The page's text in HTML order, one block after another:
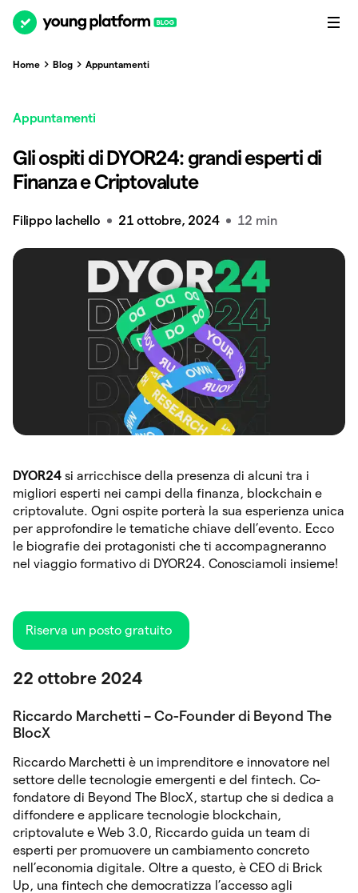
Home Blog Appuntamenti
Appuntamenti
Gli ospiti di DYOR24: grandi esperti di
Finanza e Criptovalute
Filippo Iachello 21 ottobre, 2024 12 min
DYOR24 si arricchisce della presenza di alcuni tra i
migliori esperti nei campi della finanza, blockchain e
criptovalute. Ogni ospite porterà la sua esperienza unica
per approfondire le tematiche chiave dell’evento. Ecco
le biografie dei protagonisti che ti accompagneranno
nel viaggio formativo di DYOR24. Conosciamoli insieme!
Riserva un posto gratuito
22 ottobre 2024
Riccardo Marchetti – Co-Founder di Beyond The
BlocX
Riccardo Marchetti è un imprenditore e innovatore nel
settore delle tecnologie emergenti e del fintech. Co-
fondatore di Beyond The BlocX, startup che si dedica a
diffondere e applicare tecnologie blockchain,
criptovalute e Web 3.0, Riccardo guida un team di
esperti per promuovere un cambiamento concreto
nell’economia digitale. Oltre a questo, è CEO di Brick
Up, una fintech che democratizza l’accesso agli